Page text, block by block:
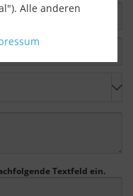
Textfeld ein.
Alle anderen
Google Maps).
wählen, ob Sie
von nicht